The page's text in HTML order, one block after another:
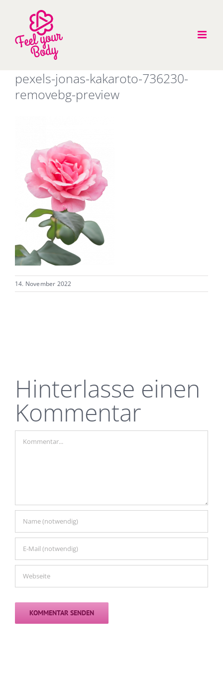
springen
pexels-jonas-kakaroto-736230-
removebg-preview
14. November 2022
Hinterlasse einen
Kommentar